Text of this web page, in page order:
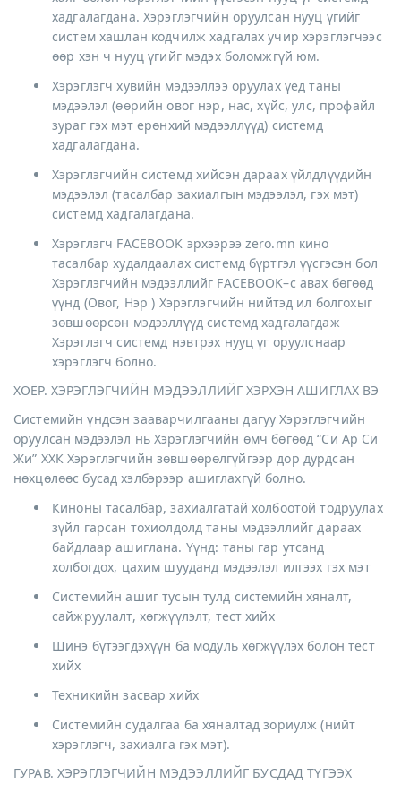
хадгалагдана. Хэрэглэгчийн оруулсан нууц үгийг
систем хашлан кодчилж хадгалах учир хэрэглэгчээс
өөр хэн ч нууц үгийг мэдэх боломжгүй юм.
Хэрэглэгч хувийн мэдээллээ оруулах үед таны
мэдээлэл (өөрийн овог нэр, нас, хүйс, улс, профайл
зураг гэх мэт ерөнхий мэдээллүүд) системд
хадгалагдана.
Хэрэглэгчийн системд хийсэн дараах үйлдлүүдийн
мэдээлэл (тасалбар захиалгын мэдээлэл, гэх мэт)
системд хадгалагдана.
Хэрэглэгч FACEBOOK эрхээрээ zero.mn кино
тасалбар худалдаалах системд бүртгэл үүсгэсэн бол
Хэрэглэгчийн мэдээллийг FACEBOOK–с авах бөгөөд
үүнд (Овог, Нэр ) Хэрэглэгчийн нийтэд ил болгохыг
зөвшөөрсөн мэдээллүүд системд хадгалагдаж
Хэрэглэгч системд нэвтрэх нууц үг оруулснаар
хэрэглэгч болно.
ХОЁР. ХЭРЭГЛЭГЧИЙН МЭДЭЭЛЛИЙГ ХЭРХЭН АШИГЛАХ ВЭ
Системийн үндсэн зааварчилгааны дагуу Хэрэглэгчийн
оруулсан мэдээлэл нь Хэрэглэгчийн өмч бөгөөд “Си Ар Си
Жи” ХХК Хэрэглэгчийн зөвшөөрөлгүйгээр дор дурдсан
нөхцөлөөс бусад хэлбэрээр ашиглахгүй болно.
Киноны тасалбар, захиалгатай холбоотой тодруулах
зүйл гарсан тохиолдолд таны мэдээллийг дараах
байдлаар ашиглана. Үүнд: таны гар утсанд
холбогдох, цахим шууданд мэдээлэл илгээх гэх мэт
Системийн ашиг тусын тулд системийн хяналт,
сайжруулалт, хөгжүүлэлт, тест хийх
Шинэ бүтээгдэхүүн ба модуль хөгжүүлэх болон тест
хийх
Техникийн засвар хийх
Системийн судалгаа ба хяналтад зориулж (нийт
хэрэглэгч, захиалга гэх мэт).
ГУРАВ. ХЭРЭГЛЭГЧИЙН МЭДЭЭЛЛИЙГ БУСДАД ТҮГЭЭХ